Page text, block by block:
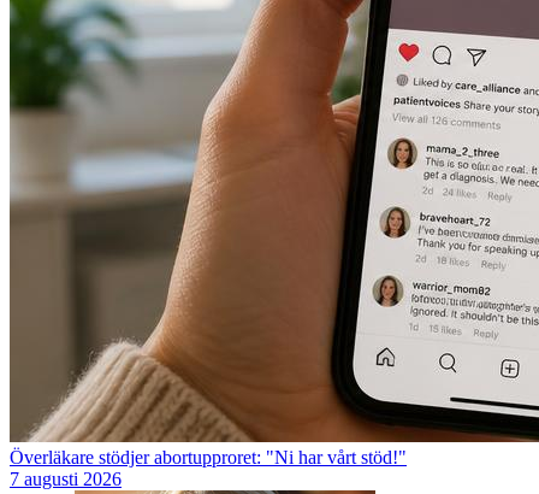
Överläkare stödjer abortupproret: "Ni har vårt stöd!"
7 augusti 2026